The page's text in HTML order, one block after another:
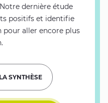
dernière étude
positifs et identifie
pour aller encore plus
SYNTHÈSE